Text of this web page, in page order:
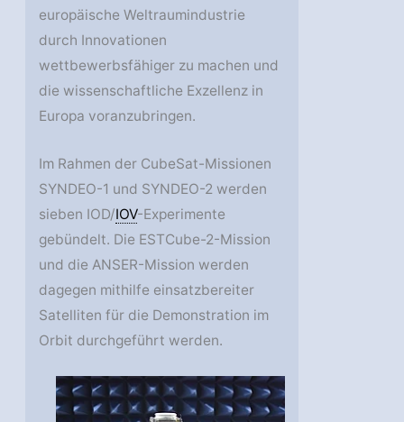
europäische Weltraumindustrie
durch Innovationen
wettbewerbsfähiger zu machen und
die wissenschaftliche Exzellenz in
Europa voranzubringen.
Im Rahmen der CubeSat-Missionen
SYNDEO-1 und SYNDEO-2 werden
sieben IOD/IOV-Experimente
gebündelt. Die ESTCube-2-Mission
und die ANSER-Mission werden
dagegen mithilfe einsatzbereiter
Satelliten für die Demonstration im
Orbit durchgeführt werden.